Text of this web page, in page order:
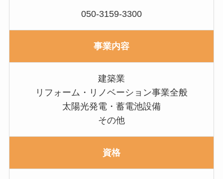
050-3159-3300
事業内容
建築業
リフォーム・リノベーション事業全般
太陽光発電・蓄電池設備
その他
資格